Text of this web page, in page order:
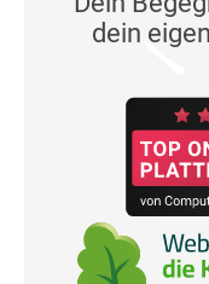
dein